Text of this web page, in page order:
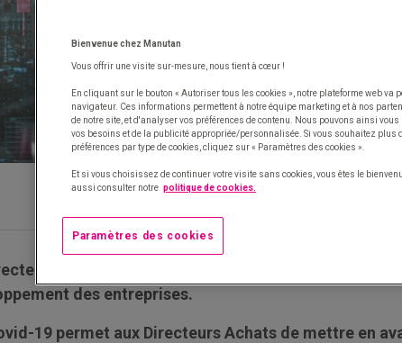
Achats ont démontré leur capacité à
des entreprises.
19 permet aux Directeurs Achats de mettre en
Bienvenue chez Manutan
Vous offrir une visite sur-mesure, nous tient à cœur !
En cliquant sur le bouton « Autoriser tous les cookies », notre plateforme web va
navigateur. Ces informations permettent à notre équipe marketing et à nos
de notre site, et d'analyser vos préférences de contenu. Nous pouvons ainsi
vos besoins et de la publicité appropriée/personnalisée. Si vous souhaitez
préférences par type de cookies, cliquez sur « Paramètres des cookies ».
Et si vous choisissez de continuer votre visite sans cookies, vous êtes le
aussi consulter notre politique de cookies.
Paramètres des cookies